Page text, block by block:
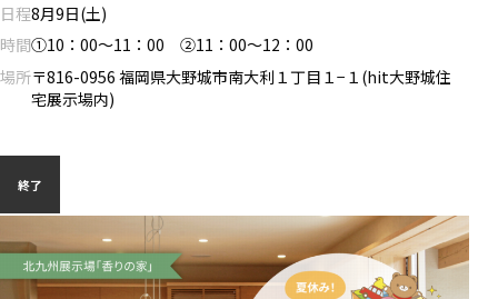
日程8月9日(土)
時間①10：00～11：00 ②11：00～12：00
場所〒816-0956 福岡県大野城市南大利１丁目１−１(hit大野城住
宅展示場内)
終了